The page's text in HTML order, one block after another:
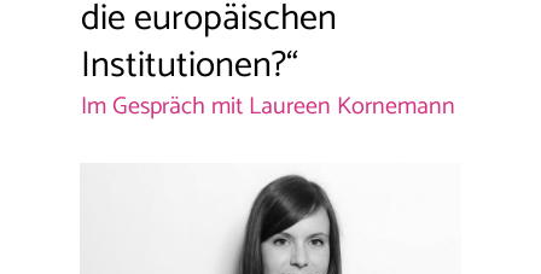
die europäischen
Institutionen?“
Im Gespräch mit Laureen Kornemann